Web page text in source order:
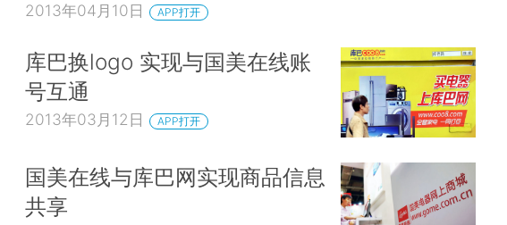
2013年04月10日 APP打开
库巴换logo 实现与国美在线账
号互通
2013年03月12日 APP打开
国美在线与库巴网实现商品信息
共享